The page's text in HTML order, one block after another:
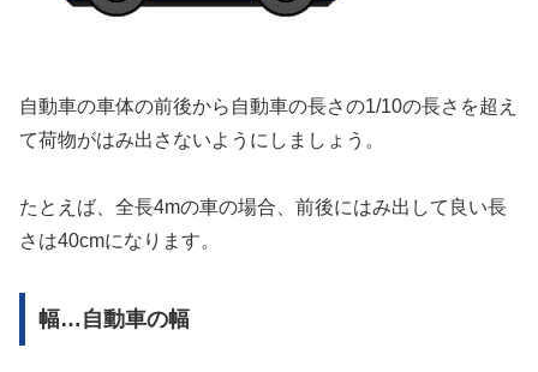
自動車の車体の前後から自動車の長さの1/10の長さを超え
て荷物がはみ出さないようにしましょう。
たとえば、全長4mの車の場合、前後にはみ出して良い長
さは40cmになります。
幅…自動車の幅